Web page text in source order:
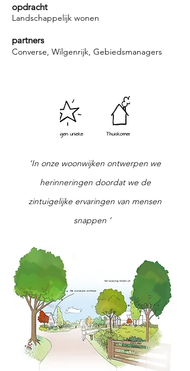
opdracht
Landschappelijk wonen
partners
Converse, Wilgenrijk, Gebiedsmanagers
‘In onze woonwijken ontwerpen we
herinneringen doordat we de
zintuigelijke ervaringen van mensen
snappen ’